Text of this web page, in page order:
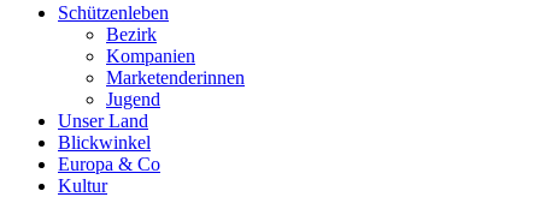
Schützenleben
Bezirk
Kompanien
Marketenderinnen
Jugend
Unser Land
Blickwinkel
Europa & Co
Kultur